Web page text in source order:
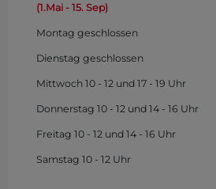
(1.Mai - 15. Sep)
Montag geschlossen
Dienstag geschlossen
Mittwoch 10 - 12 und 17 - 19 Uhr
Donnerstag 10 - 12 und 14 - 16 Uhr
Freitag 10 - 12 und 14 - 16 Uhr
Samstag 10 - 12 Uhr